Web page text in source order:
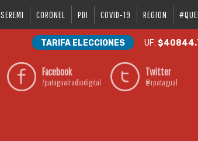
SEREMI CORONEL PDI COVID-19 REGION
TARIFA ELECCIONES UF:
Facebook
/patagualradiodigital
Twitter
@rpatagual